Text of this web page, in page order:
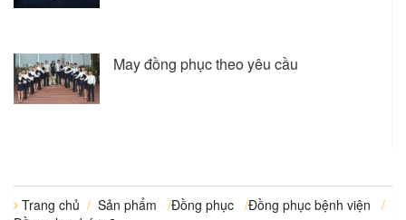
May đồng phục theo yêu cầu
Trang chủ / Sản phẩm /Đồng phục /Đồng phục bệnh viện /